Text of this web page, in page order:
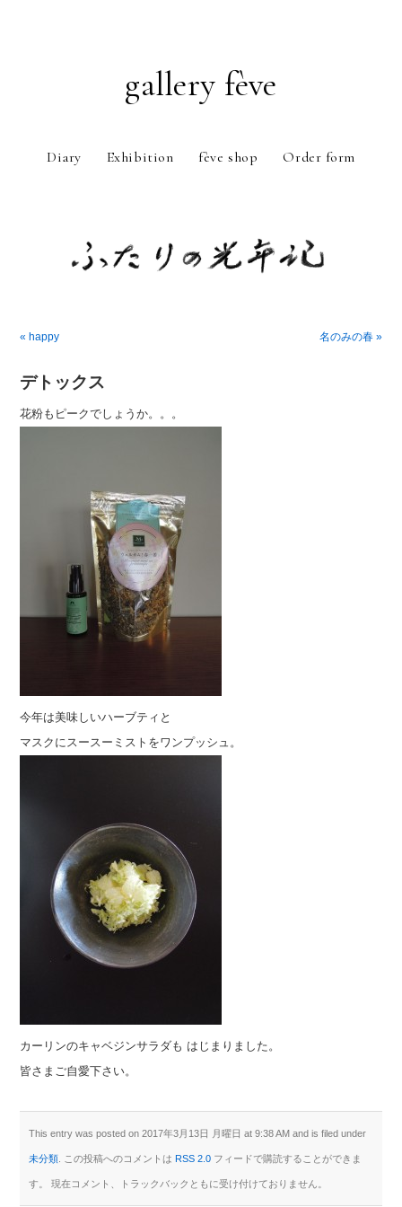
gallery fève
Diary Exhibition fève shop Order form
« happy
名のみの春 »
デトックス
花粉もピークでしょうか。。。
今年は美味しいハーブティと
マスクにスースーミストをワンプッシュ。
カーリンのキャベジンサラダも はじまりました。
皆さまご自愛下さい。
This entry was posted on 2017年3月13日 月曜日 at 9:38 AM and is filed under
未分類 . この投稿へのコメントはRSS 2.0 フィードで購読することができま
す。 現在コメント、トラックバックともに受け付けておりません。